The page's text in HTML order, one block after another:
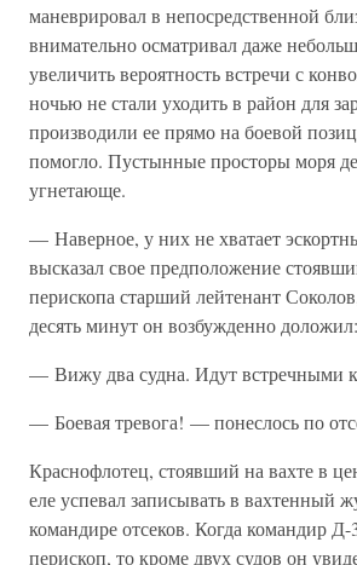
маневрировал в непосредственной
внимательно осматривал даже
увеличить вероятность встречи с
ночью не стали уходить в район для
производили ее прямо на боевой
помогло. Пустынные просторы моря
угнетающе.
— Наверное, у них не хватает
высказал свое предположение
перископа старший лейтенант
десять минут он возбужденно доложил:
— Вижу два судна. Идут встречными
— Боевая тревога! — понеслось по
Краснофлотец, стоявший на вахте в
еле успевал записывать в вахтенный
командире отсеков. Когда командир Д-
перископ, то кроме двух судов он